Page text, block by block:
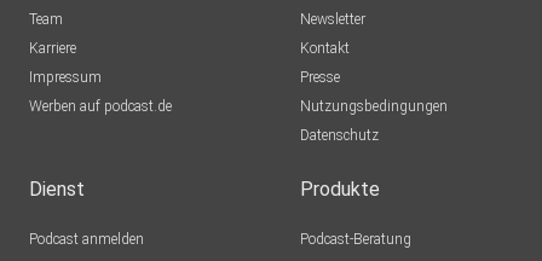
Team
Karriere
Impressum
Werben auf podcast.de
Newsletter
Kontakt
Presse
Nutzungsbedingungen
Datenschutz
Dienst
Podcast anmelden
Produkte
Podcast-Beratung